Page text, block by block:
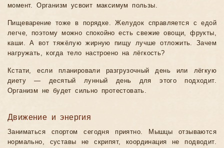
момент. Организм усвоит максимум пользы.
Пищеварение тоже в порядке. Желудок справляется с едой
легче, поэтому можно спокойно есть свежие овощи, фрукты,
каши. А вот тяжёлую жирную пищу лучше отложить. Зачем
нагружать, когда тело настроено на лёгкость?
Кстати, если планировали разгрузочный день или лёгкую
диету — десятый лунный день для этого подходит.
Организм не будет сильно протестовать.
Движение и энергия
Заниматься спортом сегодня приятно. Мышцы отзываются
нормально, суставы не скрипят, координация не подводит.